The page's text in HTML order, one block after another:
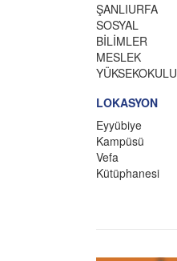
ŞANLIURFA
SOSYAL
BİLİMLER
MESLEK
YÜKSEKOKULU
LOKASYON
Eyyübiye
Kampüsü
Vefa
Kütüphanesi